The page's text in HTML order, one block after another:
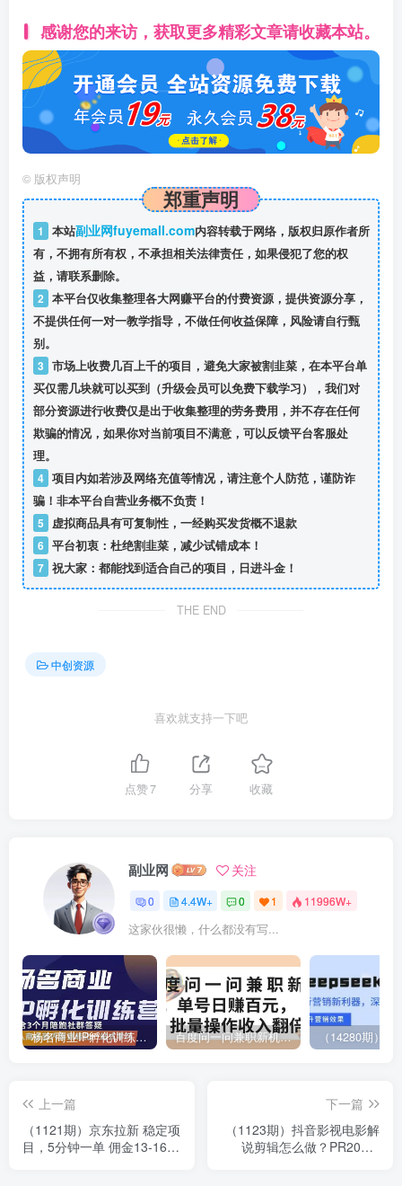
感谢您的来访，获取更多精彩文章请收藏本站。
© 版权声明
郑重声明
1 本站副业网fuyemall.com内容转载于网络，版权归原作者所
有，不拥有所有权，不承担相关法律责任，如果侵犯了您的权
益，请联系删除。
2 本平台仅收集整理各大网赚平台的付费资源，提供资源分享，
不提供任何一对一教学指导，不做任何收益保障，风险请自行甄
别。
3 市场上收费几百上千的项目，避免大家被割韭菜，在本平台单
买仅需几块就可以买到（升级会员可以免费下载学习），我们对
部分资源进行收费仅是出于收集整理的劳务费用，并不存在任何
欺骗的情况，如果你对当前项目不满意，可以反馈平台客服处
理。
4 项目内如若涉及网络充值等情况，请注意个人防范，谨防诈
骗！非本平台自营业务概不负责！
5
虚拟商品具有可复制性，一经购买发货概不退款
6 平台初衷：杜绝割韭菜，减少试错成本！
7 祝大家：都能找到适合自己的项目，日进斗金！
THE END
中创资源
喜欢就支持一下吧
点赞7 分享 收藏
副业网 关注
0 4.4W+ 0 1 11996W+
这家伙很懒，什么都没有写...
杨名商业IP孵化训练营，从商业到内容到转化一站式学 价值5980元 百度问一问兼职新机遇，单号日赚百元，批量操作收入翻倍
上一篇
（1121期）京东拉新 稳定项
目，5分钟一单 佣金13-16元
下一篇
（1123期）抖音影视电影解
说剪辑怎么做？PR2015-